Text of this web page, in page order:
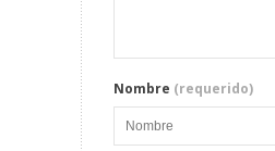
Nombre (requerido)